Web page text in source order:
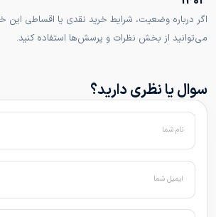
اگر درباره وضعیت، شرایط خرید نقدی یا اقساطی این
می‌توانید از بخش نظرات و پرسش‌ها استفاده کنید.
سوال یا نظری دارید؟
نام شما
ایمیل شما